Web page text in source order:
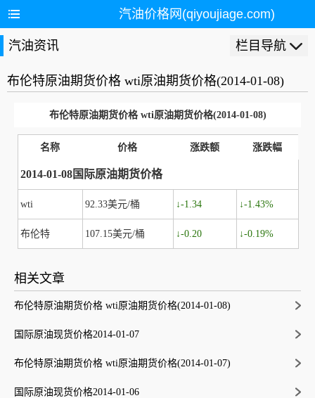
汽油价格网(qiyoujiage.com)
汽油资讯 栏目导航
布伦特原油期货价格 wti原油期货价格(2014-01-08)
布伦特原油期货价格 wti原油期货价格(2014-01-08)
名称 价格 涨跌额 涨跌幅
2014-01-08国际原油期货价格
wti 92.33美元/桶 ↓-1.34 ↓-1.43%
布伦特 107.15美元/桶 ↓-0.20 ↓-0.19%
相关文章
布伦特原油期货价格 wti原油期货价格(2014-01-08)
国际原油现货价格2014-01-07
布伦特原油期货价格 wti原油期货价格(2014-01-07)
国际原油现货价格2014-01-06